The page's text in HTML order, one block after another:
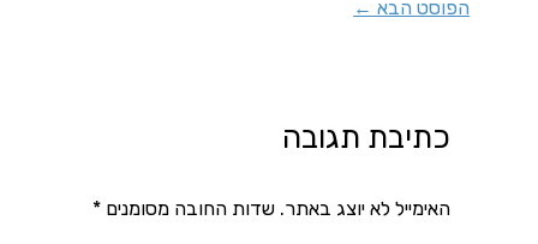
הפוסט הבא ←
כתיבת תגובה
האימייל לא יוצג באתר. שדות החובה מסומנים*